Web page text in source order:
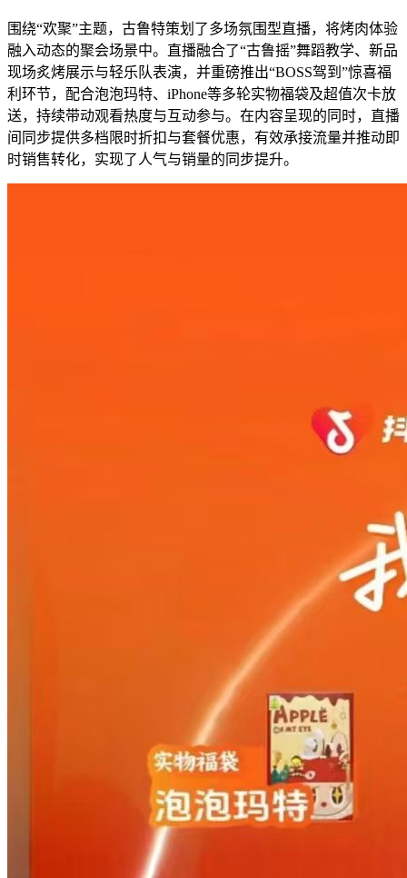
围绕“欢聚”主题，古鲁特策划了多场氛围型直播，将烤肉体验
融入动态的聚会场景中。直播融合了“古鲁摇”舞蹈教学、新品
现场炙烤展示与轻乐队表演，并重磅推出“BOSS驾到”惊喜福
利环节，配合泡泡玛特、iPhone等多轮实物福袋及超值次卡放
送，持续带动观看热度与互动参与。在内容呈现的同时，直播
间同步提供多档限时折扣与套餐优惠，有效承接流量并推动即
时销售转化，实现了人气与销量的同步提升。